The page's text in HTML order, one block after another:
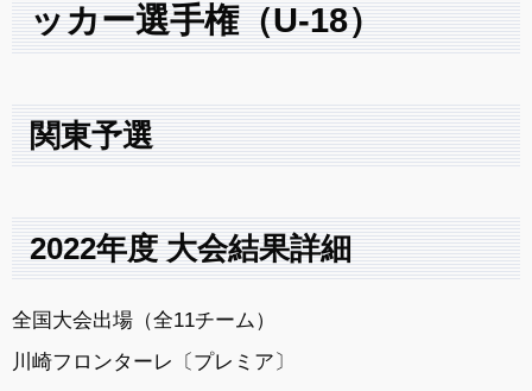
ッカー選手権（U-18）
関東予選
2022年度 大会結果詳細
全国大会出場（全11チーム）
川崎フロンターレ〔プレミア〕